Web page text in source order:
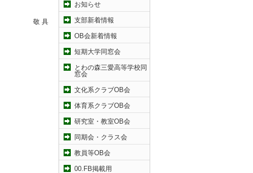
敬 具
お知らせ
支部新着情報
OB会新着情報
短期大学同窓会
とわの森三愛高等学校同
窓会
文化系クラブOB会
体育系クラブOB会
研究室・教室OB会
同期会・クラス会
教員等OB会
00.FB掲載用